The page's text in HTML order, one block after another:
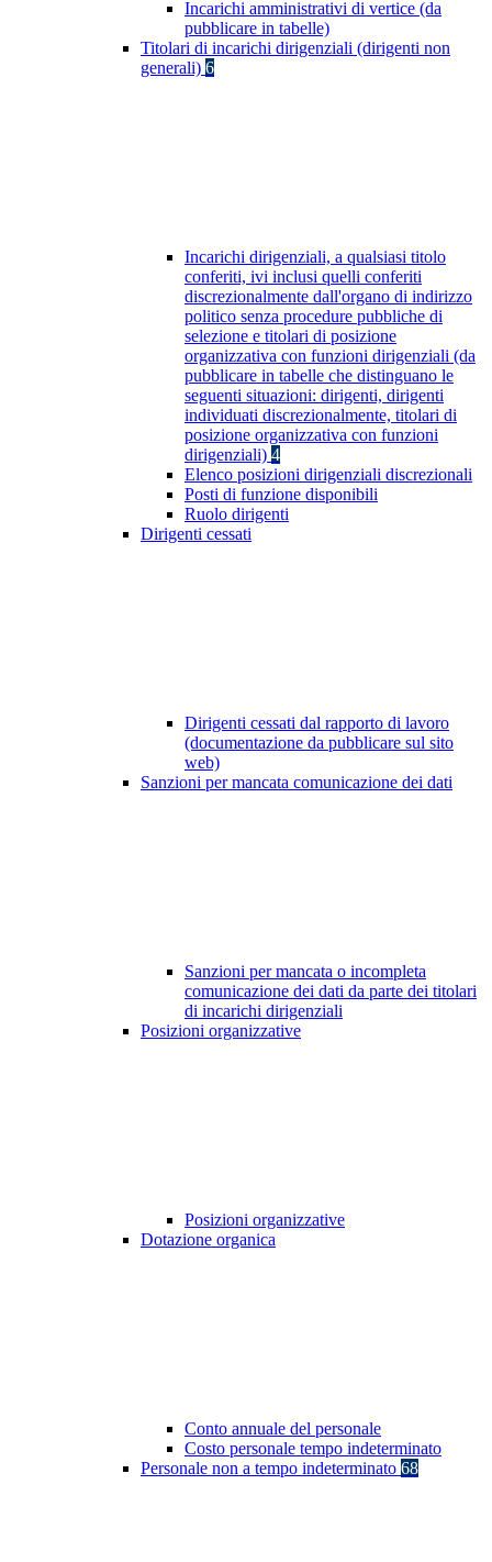
Incarichi amministrativi di vertice (da
pubblicare in tabelle)
Titolari di incarichi dirigenziali (dirigenti non
generali) 6
Incarichi dirigenziali, a qualsiasi titolo
conferiti, ivi inclusi quelli conferiti
discrezionalmente dall'organo di indirizzo
politico senza procedure pubbliche di
selezione e titolari di posizione
organizzativa con funzioni dirigenziali (da
pubblicare in tabelle che distinguano le
seguenti situazioni: dirigenti, dirigenti
individuati discrezionalmente, titolari di
posizione organizzativa con funzioni
dirigenziali) 4
Elenco posizioni dirigenziali discrezionali
Posti di funzione disponibili
Ruolo dirigenti
Dirigenti cessati
Dirigenti cessati dal rapporto di lavoro
(documentazione da pubblicare sul sito
web)
Sanzioni per mancata comunicazione dei dati
Sanzioni per mancata o incompleta
comunicazione dei dati da parte dei titolari
di incarichi dirigenziali
Posizioni organizzative
Posizioni organizzative
Dotazione organica
Conto annuale del personale
Costo personale tempo indeterminato
Personale non a tempo indeterminato 68